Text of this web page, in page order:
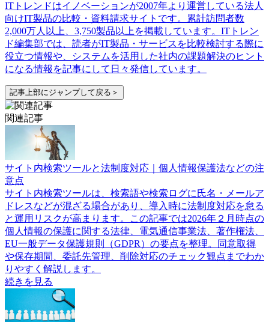
ITトレンドはイノベーションが2007年より運営している法人
向けIT製品の比較・資料請求サイトです。累計訪問者数
2,000万人以上、3,750製品以上を掲載しています。ITトレン
ド編集部では、読者がIT製品・サービスを比較検討する際に
役立つ情報や、システムを活用した社内の課題解決のヒント
になる情報を記事にして日々発信しています。
記事上部にジャンプして戻る＞
関連記事
サイト内検索ツールと法制度対応｜個人情報保護法などの注
意点
サイト内検索ツールは、検索語や検索ログに氏名・メールア
ドレスなどが混ざる場合があり、導入時に法制度対応を怠る
と運用リスクが高まります。この記事では2026年２月時点の
個人情報の保護に関する法律、電気通信事業法、著作権法、
EU一般データ保護規則（GDPR）の要点を整理。同意取得
や保存期間、委託先管理、削除対応のチェック観点までわか
りやすく解説します。
続きを見る